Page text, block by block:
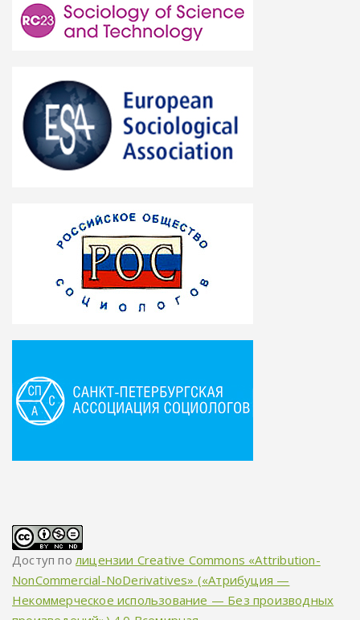
Доступ полицензии Creative Commons «Attribution-
NonCommercial-NoDerivatives» («Атрибуция —
Некоммерческое использование — Без производных